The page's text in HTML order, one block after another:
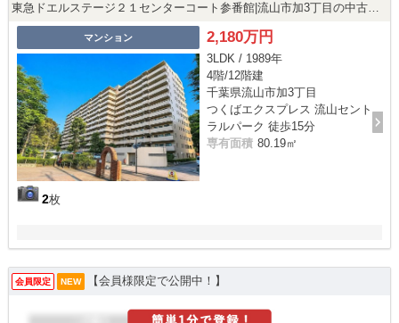
東急ドエルステージ２１センターコート参番館|流山市加3丁目の中古マンション
マンション
2枚
2,180万円
3LDK / 1989年
4階/12階建
千葉県流山市加3丁目
つくばエクスプレス 流山セント
ラルパーク 徒歩15分
専有面積 80.19㎡
会員限定 NEW 【会員様限定で公開中！】